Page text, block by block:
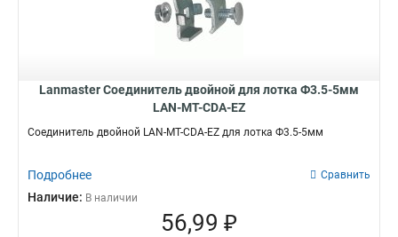
Lanmaster Соединитель двойной для лотка Ф3.5-5мм
LAN-MT-CDA-EZ
Соединитель двойной LAN-MT-CDA-EZ для лотка Ф3.5-5мм
Подробнее Сравнить
Наличие: В наличии
56,99 ₽